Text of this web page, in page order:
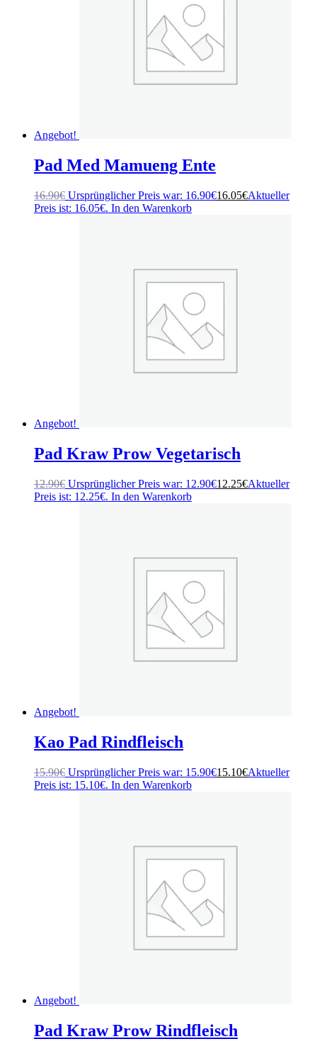
Angebot!
Pad Med Mamueng Ente
16.90€ Ursprünglicher Preis war: 16.90€16.05€Aktueller
Preis ist: 16.05€. In den Warenkorb
Angebot!
Pad Kraw Prow Vegetarisch
12.90€ Ursprünglicher Preis war: 12.90€12.25€Aktueller
Preis ist: 12.25€. In den Warenkorb
Angebot!
Kao Pad Rindfleisch
15.90€ Ursprünglicher Preis war: 15.90€15.10€Aktueller
Preis ist: 15.10€. In den Warenkorb
Angebot!
Pad Kraw Prow Rindfleisch